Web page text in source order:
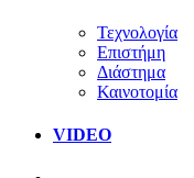
Τεχνολογία
Επιστήμη
Διάστημα
Καινοτομία
VIDEO